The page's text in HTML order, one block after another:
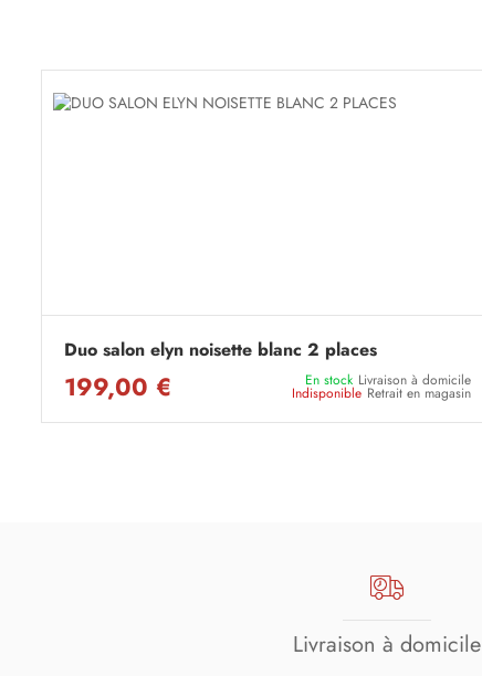
Duo salon elyn noisette blanc 2 places
199,00 € En stock Livraison à domicile
Indisponible Retrait en magasin
Livraison à domicile